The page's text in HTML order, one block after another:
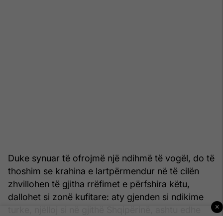
Duke synuar të ofrojmë një ndihmë të vogël, do të
thoshim se krahina e lartpërmendur në të cilën
zhvillohen të gjitha rrëfimet e përfshira këtu,
dallohet si zonë kufitare: aty gjenden si ndikime
×